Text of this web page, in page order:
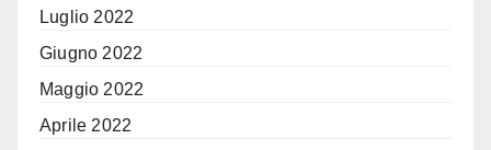
Luglio 2022
Giugno 2022
Maggio 2022
Aprile 2022